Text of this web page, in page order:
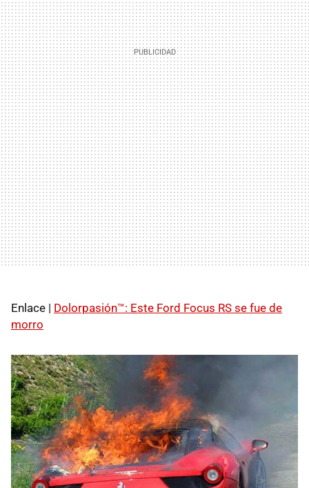
Enlace | Dolorpasión™: Este Ford Focus RS se fue de
morro